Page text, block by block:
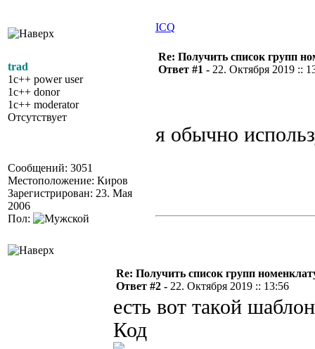
ICQ
trad
1c++ power user
1c++ donor
1c++ moderator
Отсутствует
Сообщений: 3051
Местоположение: Киров
Зарегистрирован: 23. Мая
2006
Пол:
Re: Получить список групп
Ответ #1 - 22. Октября 2019 ::
я обычно
Re: Получить список групп
Ответ #2 - 22. Октября 2019 :: 13:56
есть вот такой
Код